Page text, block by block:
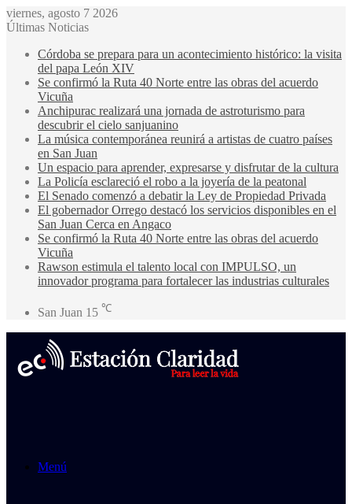
viernes, agosto 7 2026
Últimas Noticias
Córdoba se prepara para un acontecimiento histórico: la visita
del papa León XIV
Se confirmó la Ruta 40 Norte entre las obras del acuerdo
Vicuña
Anchipurac realizará una jornada de astroturismo para
descubrir el cielo sanjuanino
La música contemporánea reunirá a artistas de cuatro países
en San Juan
Un espacio para aprender, expresarse y disfrutar de la cultura
La Policía esclareció el robo a la joyería de la peatonal
El Senado comenzó a debatir la Ley de Propiedad Privada
El gobernador Orrego destacó los servicios disponibles en el
San Juan Cerca en Angaco
Se confirmó la Ruta 40 Norte entre las obras del acuerdo
Vicuña
Rawson estimula el talento local con IMPULSO, un
innovador programa para fortalecer las industrias culturales
San Juan 15 ℃
Menú